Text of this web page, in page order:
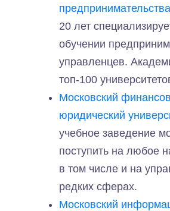
предпринимательства
20 лет
обучении
управленцев.
топ-100
Московский
юридический
учебное заведение
поступить на любое
в том числе и на
редких сферах.
Московский